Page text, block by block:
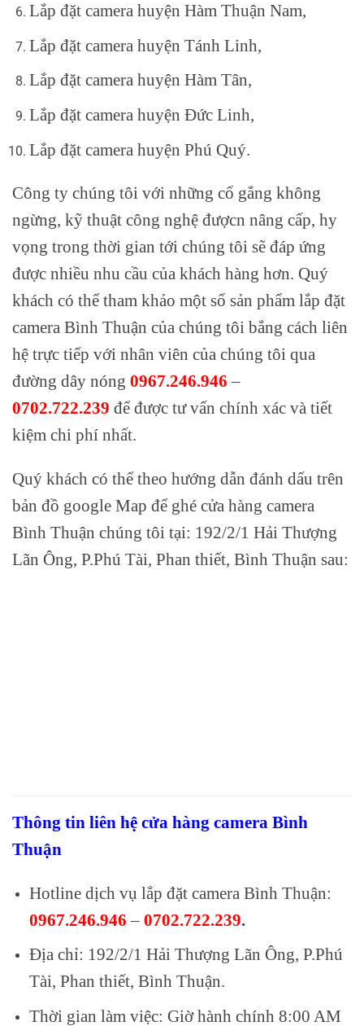
Lắp đặt camera huyện Hàm Thuận Nam,
Lắp đặt camera huyện Tánh Linh,
Lắp đặt camera huyện Hàm Tân,
Lắp đặt camera huyện Đức Linh,
Lắp đặt camera huyện Phú Quý.
Công ty chúng tôi với những cố gắng không
ngừng, kỹ thuật công nghệ đượcn nâng cấp, hy
vọng trong thời gian tới chúng tôi sẽ đáp ứng
được nhiều nhu cầu của khách hàng hơn. Quý
khách có thể tham khảo một số sản phẩm lắp đặt
camera Bình Thuận của chúng tôi bắng cách liên
hệ trực tiếp với nhân viên của chúng tôi qua
đường dây nóng 0967.246.946 –
0702.722.239 để được tư vấn chính xác và tiết
kiệm chi phí nhất.
Quý khách có thể theo hướng dẫn đánh dấu trên
bản đồ google Map để ghé cửa hàng camera
Bình Thuận chúng tôi tại: 192/2/1 Hải Thượng
Lãn Ông, P.Phú Tài, Phan thiết, Bình Thuận sau:
Thông tin liên hệ cửa hàng camera Bình
Thuận
Hotline dịch vụ lắp đặt camera Bình Thuận:
0967.246.946 – 0702.722.239.
Địa chỉ: 192/2/1 Hải Thượng Lãn Ông, P.Phú
Tài, Phan thiết, Bình Thuận.
Thời gian làm việc: Giờ hành chính 8:00 AM